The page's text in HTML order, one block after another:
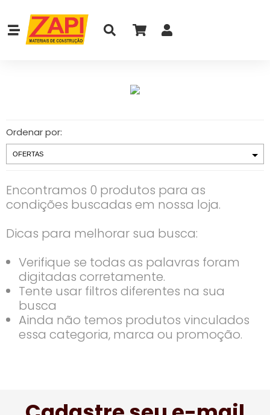
Ordenar por:
Encontramos 0 produtos para as
condições buscadas em nossa loja.
Dicas para melhorar sua busca:
Verifique se todas as palavras foram
digitadas corretamente.
Tente usar filtros diferentes na sua
busca
Ainda não temos produtos vinculados
essa categoria, marca ou promoção.